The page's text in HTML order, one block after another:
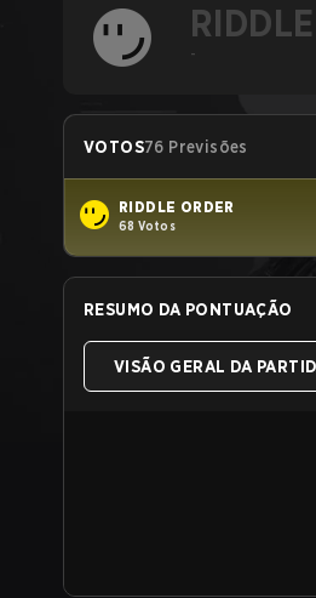
-
VOTOS76 Previsões
RIDDLE ORDER
68 Votos
RESUMO DA PONTUAÇÃO
VISÃO GERAL DA